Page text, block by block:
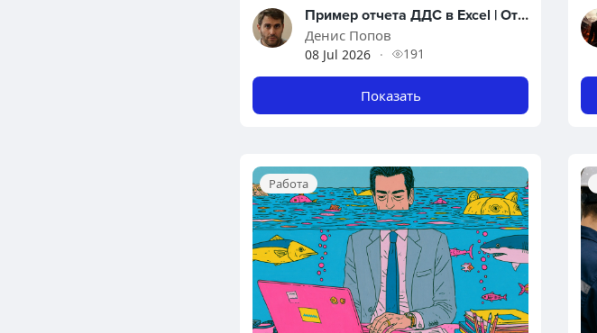
Пример отчета ДДС в Excel | Отчет о движении денежных средств
Денис Попов
08 Jul 2026 · 191
Показать
Работа